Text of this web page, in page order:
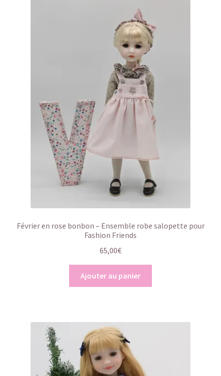
Février en rose bonbon – Ensemble robe salopette pour
Fashion Friends
65,00€
Ajouter au panier